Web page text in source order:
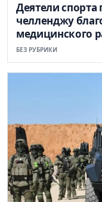
Деятели
челленджу
медицинского
БЕЗ РУБРИКИ